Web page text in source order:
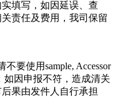
填写，如因延误、查
责任及费用，我司保留
要使用sample, Accessor
如因申报不符，造成清关
果由发件人自行承担